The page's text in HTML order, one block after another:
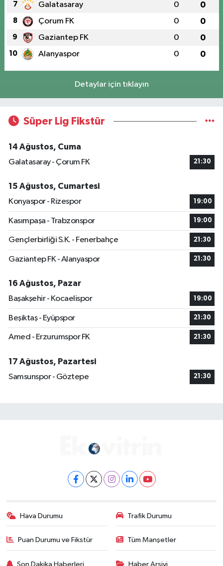
7 Galatasaray 0 0
8 Çorum FK 0 0
9 Gaziantep FK 0 0
10 Alanyaspor 0 0
Detaylar için tıklayın
Süper Lig Fikstür
14 Ağustos, Cuma
Galatasaray - Çorum FK
21:30
15 Ağustos, Cumartesi
Konyaspor - Rizespor
19:00
Kasımpaşa - Trabzonspor 19:00
Gençlerbirliği S.K. - Fenerbahçe 21:30
Gaziantep FK - Alanyaspor 21:30
16 Ağustos, Pazar
Başakşehir - Kocaelispor
19:00
Beşiktaş - Eyüpspor 21:30
Amed - Erzurumspor FK 21:30
17 Ağustos, Pazartesi
Samsunspor - Göztepe
21:30
Hava Durumu Trafik Durumu
Puan Durumu ve Fikstür Tüm Manşetler
Son Dakika Haberleri Haber Arşivi